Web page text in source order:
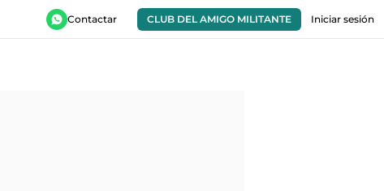
Contactar CLUB DEL AMIGO MILITANTE Iniciar sesión